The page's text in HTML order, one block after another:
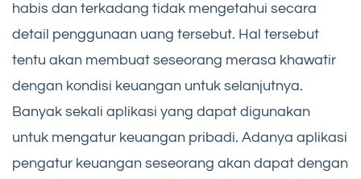
habis dan terkadang tidak mengetahui secara
detail penggunaan uang tersebut. Hal tersebut
tentu akan membuat seseorang merasa khawatir
dengan kondisi keuangan untuk selanjutnya.
Banyak sekali aplikasi yang dapat digunakan
untuk mengatur keuangan pribadi. Adanya aplikasi
pengatur keuangan seseorang akan dapat dengan